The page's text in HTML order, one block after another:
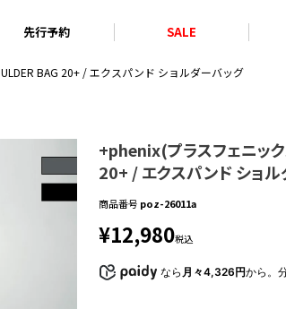
先行予約 SALE
BAG 20+ / エクスパンド ショルダーバッグ
+phenix(プラスフェニッ
20+ / エクスパンド ショル
商品番号 poz-26011a
¥12,980税込
なら 月々4,326円から。